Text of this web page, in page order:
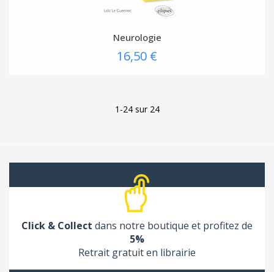
Neurologie
16,50 €
1-24 sur 24
Click & Collect dans notre boutique et profitez de
5%
Retrait gratuit en librairie